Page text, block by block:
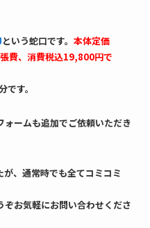
という蛇口です。 本体定価
費、消費税込19,800円で
す。
ームも追加でご依頼いただき
、通常時でも全てコミコミ
お気軽にお問い合わせくださ